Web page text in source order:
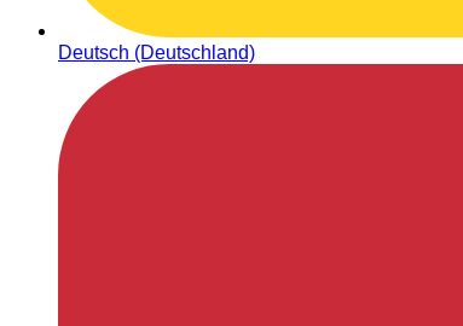
Deutsch (Deutschland)